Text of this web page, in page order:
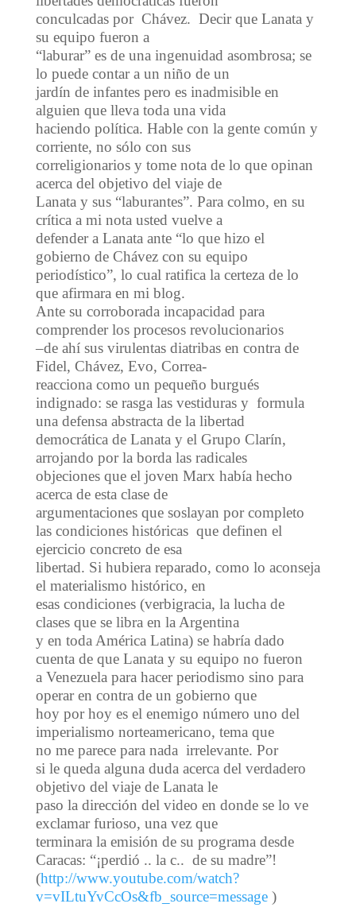
conculcadas por Chávez. Decir que Lanata y
su equipo fueron a
“laburar” es de una ingenuidad asombrosa; se
lo puede contar a un niño de un
jardín de infantes pero es inadmisible en
alguien que lleva toda una vida
haciendo política. Hable con la gente común y
corriente, no sólo con sus
correligionarios y tome nota de lo que opinan
acerca del objetivo del viaje de
Lanata y sus “laburantes”. Para colmo, en su
crítica a mi nota usted vuelve a
defender a Lanata ante “lo que hizo el
gobierno de Chávez con su equipo
periodístico”, lo cual ratifica la certeza de lo
que afirmara en mi blog.
Ante su corroborada incapacidad para
comprender los procesos revolucionarios
–de ahí sus virulentas diatribas en contra de
Fidel, Chávez, Evo, Correa-
reacciona como un pequeño burgués
indignado: se rasga las vestiduras y formula
una defensa abstracta de la libertad
democrática de Lanata y el Grupo Clarín,
arrojando por la borda las radicales
objeciones que el joven Marx había hecho
acerca de esta clase de
argumentaciones que soslayan por completo
las condiciones históricas que definen el
ejercicio concreto de esa
libertad. Si hubiera reparado, como lo aconseja
el materialismo histórico, en
esas condiciones (verbigracia, la lucha de
clases que se libra en la Argentina
y en toda América Latina) se habría dado
cuenta de que Lanata y su equipo no fueron
a Venezuela para hacer periodismo sino para
operar en contra de un gobierno que
hoy por hoy es el enemigo número uno del
imperialismo norteamericano, tema que
no me parece para nada irrelevante. Por
si le queda alguna duda acerca del verdadero
objetivo del viaje de Lanata le
paso la dirección del video en donde se lo ve
exclamar furioso, una vez que
terminara la emisión de su programa desde
Caracas: “¡perdió .. la c.. de su madre”!
(http://www.youtube.com/watch?
v=vILtuYvCcOs&fb_source=message)